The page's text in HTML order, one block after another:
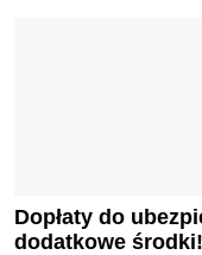
Dopłaty do
dodatkowe środki!